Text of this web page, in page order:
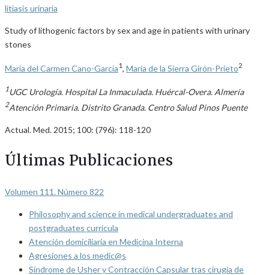
litiasis urinaria
Study of lithogenic factors by sex and age in patients with urinary
stones
María del Carmen Cano-García1, María de la Sierra Girón-Prieto2
1UGC Urología. Hospital La Inmaculada. Huércal-Overa. Almería
2Atención Primaria. Distrito Granada. Centro Salud Pinos Puente
Actual. Med. 2015; 100: (796): 118-120
Últimas Publicaciones
Volumen 111. Número 822
Philosophy and science in medical undergraduates and
postgraduates curricula
Atención domiciliaria en Medicina Interna
Agresiones a los medic@s
Síndrome de Usher y Contracción Capsular tras cirugía de